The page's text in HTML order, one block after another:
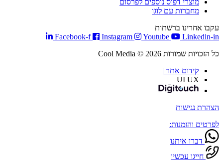
מוצרי דפוס נוספים לפרסום
מחברות עם לוגו
עקבו אחרינו ברשתות
Facebook-f
Instagram Youtube
Linkedin-in
כל הזכויות שמורות Cool Media © 2026
קידום אתר |
UI UX
הצהרת נגישות
לפרטים והזמנות:
דברו איתנו
חייגו עכשיו